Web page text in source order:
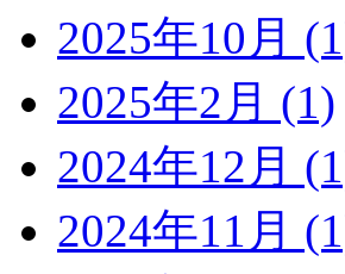
2025年10月
2025年2月 (1)
2024年12月
2024年11月